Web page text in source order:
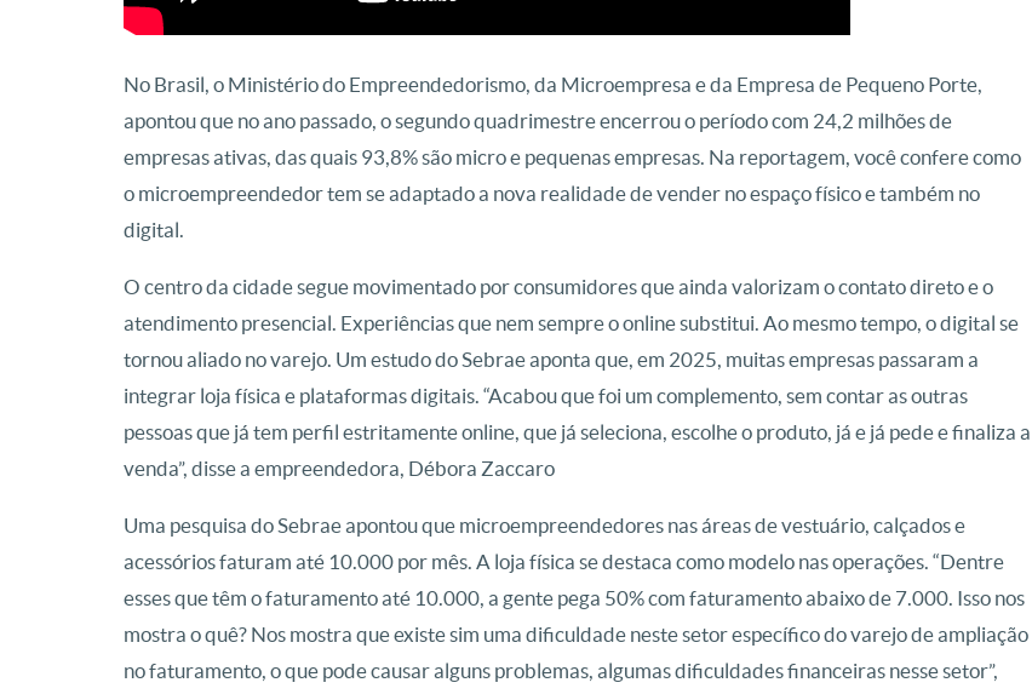
No Brasil, o Ministério do Empreendedorismo, da Microempresa e da Empresa de Pequeno Porte,
apontou que no ano passado, o segundo quadrimestre encerrou o período com 24,2 milhões de
empresas ativas, das quais 93,8% são micro e pequenas empresas. Na reportagem, você confere como
o microempreendedor tem se adaptado a nova realidade de vender no espaço físico e também no
digital.
O centro da cidade segue movimentado por consumidores que ainda valorizam o contato direto e o
atendimento presencial. Experiências que nem sempre o online substitui. Ao mesmo tempo, o digital se
tornou aliado no varejo. Um estudo do Sebrae aponta que, em 2025, muitas empresas passaram a
integrar loja física e plataformas digitais. “Acabou que foi um complemento, sem contar as outras
pessoas que já tem perfil estritamente online, que já seleciona, escolhe o produto, já e já pede e finaliza a
venda”, disse a empreendedora, Débora Zaccaro
Uma pesquisa do Sebrae apontou que microempreendedores nas áreas de vestuário, calçados e
acessórios faturam até 10.000 por mês. A loja física se destaca como modelo nas operações. “Dentre
esses que têm o faturamento até 10.000, a gente pega 50% com faturamento abaixo de 7.000. Isso nos
mostra o quê? Nos mostra que existe sim uma dificuldade neste setor específico do varejo de ampliação
no faturamento, o que pode causar alguns problemas, algumas dificuldades financeiras nesse setor”,